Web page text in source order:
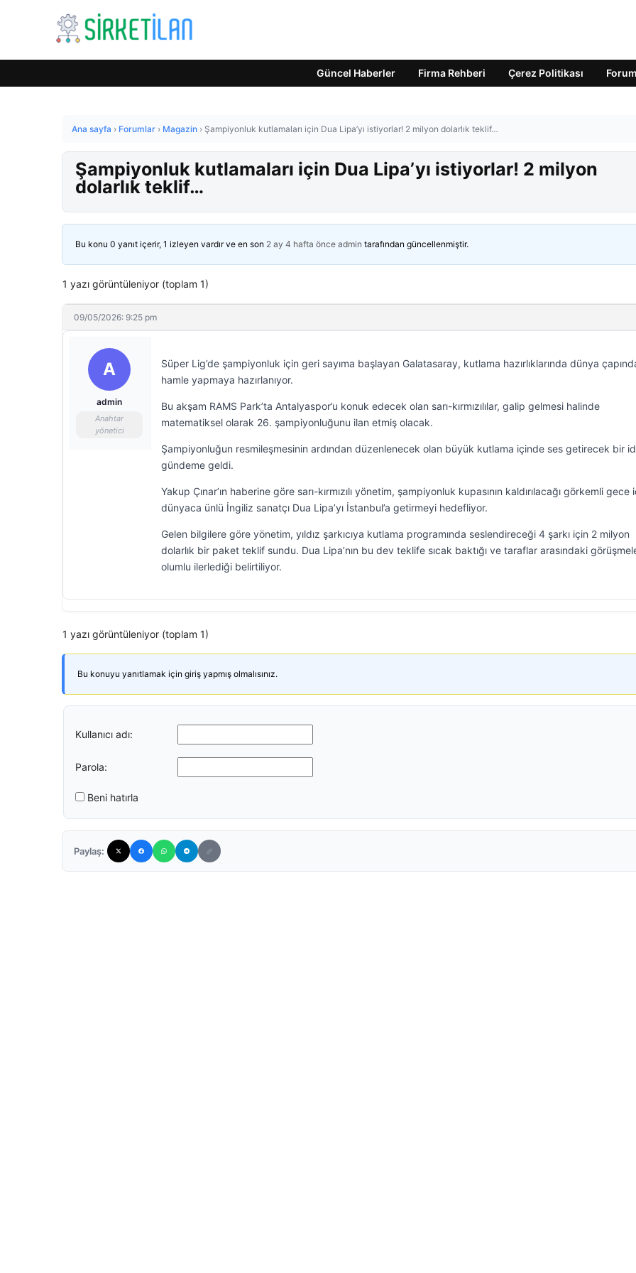
Güncel Haberler Firma Rehberi Çerez Politikası Forum
Ana sayfa › Forumlar › Magazin › Şampiyonluk kutlamaları için Dua Lipa’yı istiyorlar! 2 milyon dolarlık teklif…
Şampiyonluk kutlamaları için Dua Lipa’yı istiyorlar! 2 milyon
dolarlık teklif…
Bu konu 0 yanıt içerir, 1 izleyen vardır ve en son 2 ay 4 hafta önce admin tarafından güncellenmiştir.
1 yazı görüntüleniyor (toplam 1)
09/05/2026: 9:25 pm
A
admin
Anahtar
yönetici
Süper Lig’de şampiyonluk için geri sayıma başlayan Galatasaray, kutlama hazırlıklarında dünya
hamle yapmaya hazırlanıyor.
Bu akşam RAMS Park’ta Antalyaspor’u konuk edecek olan sarı-kırmızılılar, galip gelmesi halinde
matematiksel olarak 26. şampiyonluğunu ilan etmiş olacak.
Şampiyonluğun resmileşmesinin ardından düzenlenecek olan büyük kutlama içinde ses getirecek bir
gündeme geldi.
Yakup Çınar’ın haberine göre sarı-kırmızılı yönetim, şampiyonluk kupasının kaldırılacağı görkemli gece
dünyaca ünlü İngiliz sanatçı Dua Lipa’yı İstanbul’a getirmeyi hedefliyor.
Gelen bilgilere göre yönetim, yıldız şarkıcıya kutlama programında seslendireceği 4 şarkı için 2 milyon
dolarlık bir paket teklif sundu. Dua Lipa’nın bu dev teklife sıcak baktığı ve taraflar arasındaki
olumlu ilerlediği belirtiliyor.
1 yazı görüntüleniyor (toplam 1)
Bu konuyu yanıtlamak için giriş yapmış olmalısınız.
Kullanıcı adı:
Parola:
Beni hatırla
Paylaş: